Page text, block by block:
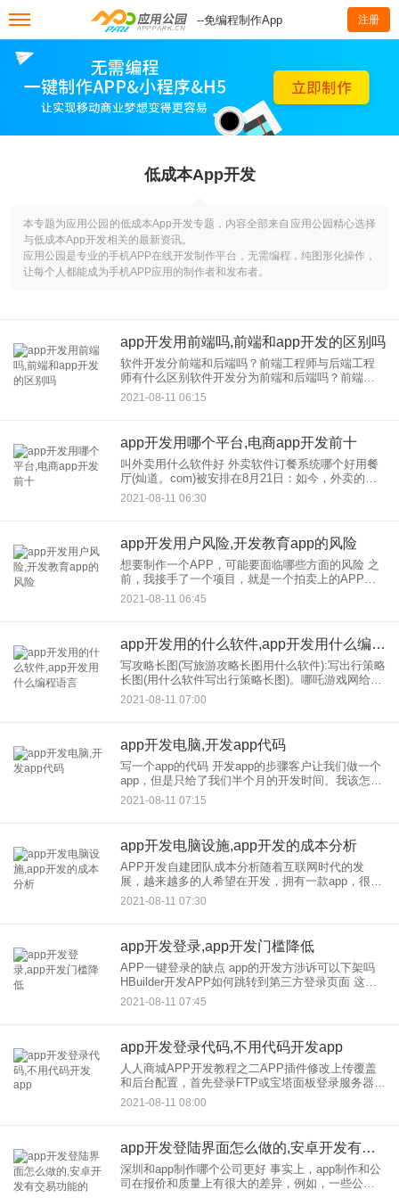
--免编程制作App 注册
低成本App开发
本专题为应用公园的低成本App开发专题，内容全部来自应用公园精心选择
与低成本App开发相关的最新资讯。
应用公园是专业的手机APP在线开发制作平台，无需编程，纯图形化操作，
让每个人都能成为手机APP应用的制作者和发布者。
app开发用前端吗,前端和app开发的区别吗
软件开发分前端和后端吗？前端工程师与后端工程
师有什么区别软件开发分为前端和后端吗？前端工
程师和后端工程师有什么区别？今天晚饭后突然和
同事聊到Web前端工程师的职位。没想到这次小小
2021-08-11 06:15
app开发用哪个平台,电商app开发前十
叫外卖用什么软件好 外卖软件订餐系统哪个好用餐
厅(灿道。com)被安排在8月21日：如今，外卖的用
餐方式已经逐渐渗透到我们的日常生活中。很多朋
友为了方便选择打电话到外卖。那么什么软件适合
2021-08-11 06:30
app开发用户风险,开发教育app的风险
想要制作一个APP，可能要面临哪些方面的风险 之
前，我接手了一个项目，就是一个拍卖上的APP，
开发周期45天，运营时间12个月。在开发的费用为8
万元，后续在费用的支出约为30万元。经营12个月
2021-08-11 06:45
app开发用的什么软件,app开发用什么编程语言
写攻略长图(写旅游攻略长图用什么软件):写出行策略
长图(用什么软件写出行策略长图)。哪吒游戏网给大
家带来了详细的出行策略长图介绍(用什么软件写的
出行策略长图)。你可以看。希望这张旅行策略长图
2021-08-11 07:00
app开发电脑,开发app代码
写一个app的代码 开发app的步骤客户让我们做一个
app，但是只给了我们半个月的开发时间。我该怎么
办？急迫的 至于你问的数字，很多外包和公司都会
遇到类似的问题。让我们言归正传。已经有很多成
2021-08-11 07:15
app开发电脑设施,app开发的成本分析
APP开发自建团队成本分析随着互联网时代的发
展，越来越多的人希望在开发，拥有一款app，很多
人在开发和公司苦苦寻找一款APP，或者组建自己
的团队。让我与你分享一位朋友在开发建立自己团
2021-08-11 07:30
app开发登录,app开发门槛降低
APP一键登录的缺点 app的开发方涉诉可以下架吗
HBuilder开发APP如何跳转到第三方登录页面 这需
要根据第三方的请求模式来确定，如果需要打开第
三方登录页面。具体参数可以在官方mui文档中
2021-08-11 07:45
app开发登录代码,不用代码开发app
人人商城APP开发教程之二APP插件修改上传覆盖
和后台配置，首先登录FTP或宝塔面板登录服务器，
找到文件路径1/addons/ewei _ shop
2021-08-11 08:00
app开发登陆界面怎么做的,安卓开发有交易功能的app
深圳和app制作哪个公司更好 事实上，app制作和公
司在报价和质量上有很大的差异，例如，一些公司